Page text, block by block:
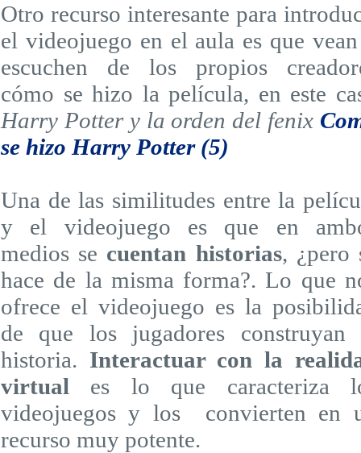
Otro recurso interesante para
el videojuego en el aula es que
escuchen de los propios
cómo se hizo la película, en este
Harry Potter y la orden del fenix
se hizo Harry Potter (5)
Una de las similitudes entre la
y el videojuego es que en
medios se cuentan historias, ¿pero
hace de la misma forma?. Lo que
ofrece el videojuego es la
de que los jugadores construyan
historia. Interactuar con la
virtual es lo que caracteriza
videojuegos y los convierten en
recurso muy potente.